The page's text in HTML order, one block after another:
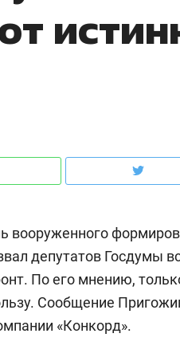
вооруженного
депутатов Госдумы
По его мнению,
Сообщение
«Конкорд».
аксакалов и
клиентах и
150 камер до
ID вместо ключа: какой